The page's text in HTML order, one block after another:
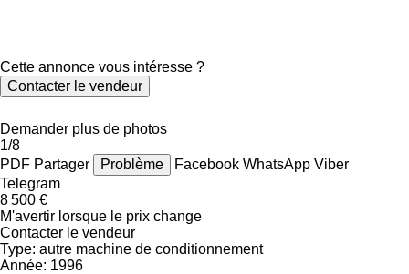
Cette annonce vous intéresse ?
Contacter le vendeur
Demander plus de photos
1/8
PDF Partager Problème Facebook WhatsApp Viber
Telegram
8 500 €
M'avertir lorsque le prix change
Contacter le vendeur
Type: autre machine de conditionnement
Année: 1996